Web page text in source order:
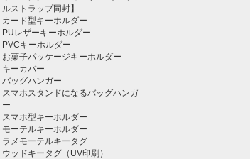
ルストラップ同封】
カード型キーホルダー
PUレザーキーホルダー
PVCキーホルダー
お菓子パッケージキーホルダー
キーカバー
バッグハンガー
スマホスタンドになるバッグハンガ
ー
スマホ型キーホルダー
モーテルキーホルダー
ラメモーテルキータグ
ウッドキータグ（UV印刷）